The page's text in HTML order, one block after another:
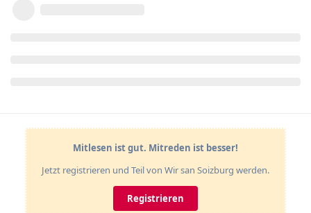
Mitlesen ist gut. Mitreden ist besser!
Jetzt registrieren und Teil von Wir san Soizburg werden.
Registrieren